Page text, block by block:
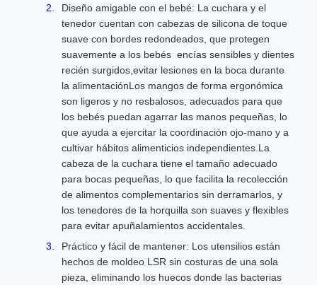
Diseño amigable con el bebé: La cuchara y el
tenedor cuentan con cabezas de silicona de toque
suave con bordes redondeados, que protegen
suavemente a los bebés  encías sensibles y dientes
recién surgidos,evitar lesiones en la boca durante
la alimentaciónLos mangos de forma ergonómica
son ligeros y no resbalosos, adecuados para que
los bebés puedan agarrar las manos pequeñas, lo
que ayuda a ejercitar la coordinación ojo-mano y a
cultivar hábitos alimenticios independientes.La
cabeza de la cuchara tiene el tamaño adecuado
para bocas pequeñas, lo que facilita la recolección
de alimentos complementarios sin derramarlos, y
los tenedores de la horquilla son suaves y flexibles
para evitar apuñalamientos accidentales.
Práctico y fácil de mantener: Los utensilios están
hechos de moldeo LSR sin costuras de una sola
pieza, eliminando los huecos donde las bacterias